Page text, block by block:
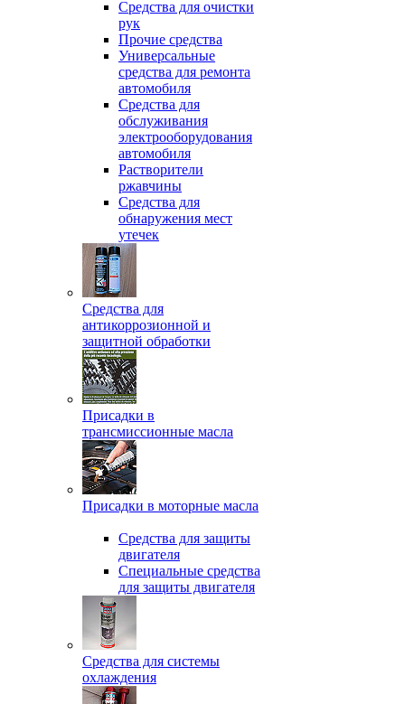
Средства для очистки
рук
Прочие средства
Универсальные
средства для ремонта
автомобиля
Средства для
обслуживания
электрооборудования
автомобиля
Растворители
ржавчины
Средства для
обнаружения мест
утечек
Средства для
антикоррозионной и
защитной обработки
Присадки в
трансмиссионные масла
Присадки в моторные масла
Средства для защиты
двигателя
Специальныe средства
для защиты двигателя
Средства для системы
охлаждения